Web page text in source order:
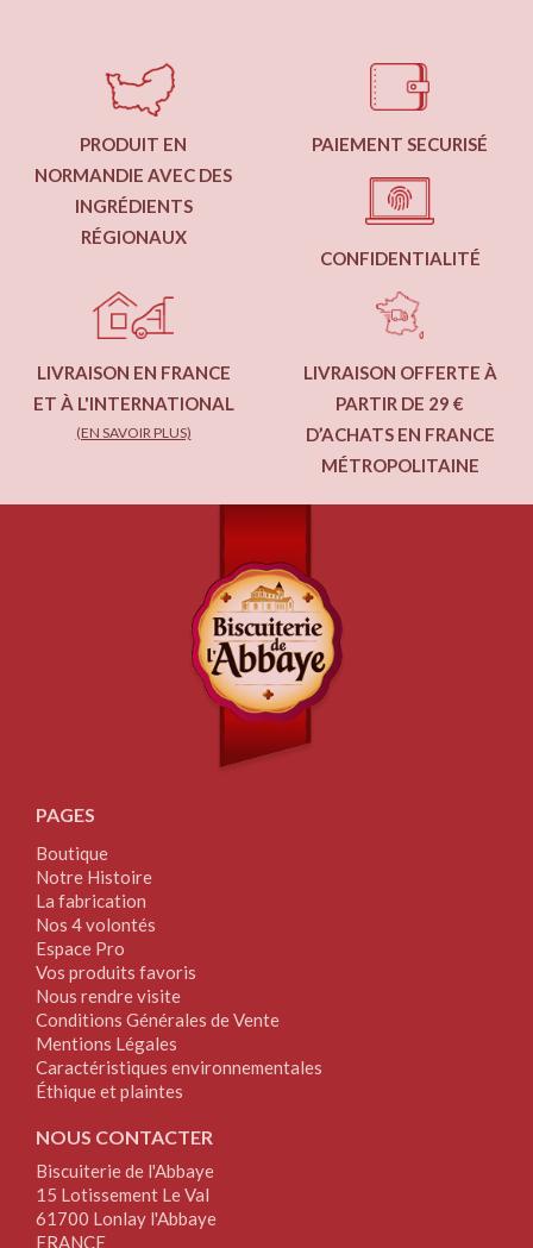
PRODUIT EN
NORMANDIE AVEC DES
INGRÉDIENTS
RÉGIONAUX
PAIEMENT SECURISÉ
CONFIDENTIALITÉ
LIVRAISON EN FRANCE
ET À L'INTERNATIONAL
(EN SAVOIR PLUS)
LIVRAISON OFFERTE À
PARTIR DE 29 €
D’ACHATS EN FRANCE
MÉTROPOLITAINE
PAGES
Boutique
Notre Histoire
La fabrication
Nos 4 volontés
Espace Pro
Vos produits favoris
Nous rendre visite
Conditions Générales de Vente
Mentions Légales
Caractéristiques environnementales
Éthique et plaintes
NOUS CONTACTER
Biscuiterie de l'Abbaye
15 Lotissement Le Val
61700 Lonlay l'Abbaye
FRANCE